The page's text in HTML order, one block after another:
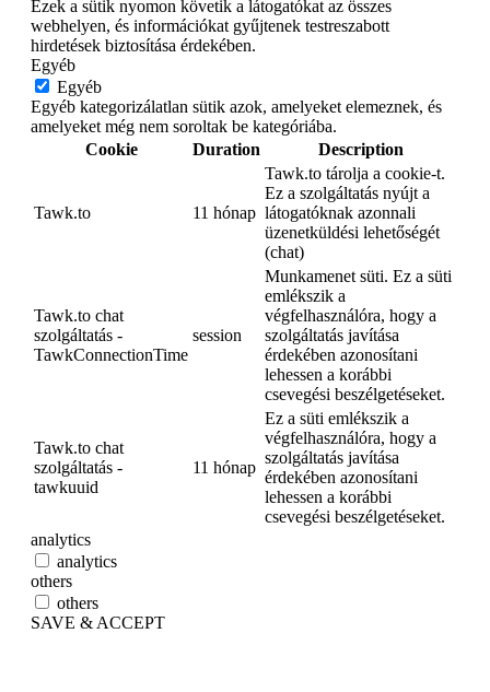
Ezek a sütik nyomon követik a látogatókat az összes
webhelyen, és információkat gyűjtenek testreszabott
hirdetések biztosítása érdekében.
Egyéb
Egyéb
Egyéb kategorizálatlan sütik azok, amelyeket elemeznek, és
amelyeket még nem soroltak be kategóriába.
Cookie
Duration Description
Tawk.to 11 hónap
Tawk.to tárolja a cookie-t.
Ez a szolgáltatás nyújt a
látogatóknak azonnali
üzenetküldési lehetőségét
(chat)
Tawk.to chat
szolgáltatás -
TawkConnectionTime
session
Munkamenet süti. Ez a süti
emlékszik a
végfelhasználóra, hogy a
szolgáltatás javítása
érdekében azonosítani
lehessen a korábbi
csevegési beszélgetéseket.
Tawk.to chat
szolgáltatás -
tawkuuid
11 hónap
Ez a süti emlékszik a
végfelhasználóra, hogy a
szolgáltatás javítása
érdekében azonosítani
lehessen a korábbi
csevegési beszélgetéseket.
analytics
analytics
others
others
SAVE & ACCEPT